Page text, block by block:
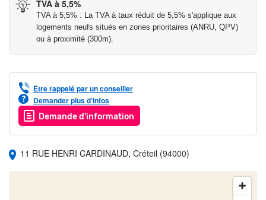
Prix indiqués en TVA à 5,5 % hors parking sous réserve du
respect des conditions de ressources et d’éligibilité.
Les informations sur les risques auxquels ce bien est exposé
www.georisques.gouv.fr
TVA à 5,5%
TVA à 5,5% : La TVA à taux réduit de 5,5% s'applique aux
logements neufs situés en zones prioritaires (ANRU, QPV)
ou à proximité (300m).
Être rappelé par un conseiller
Demander plus d’infos
Demande d'information
11 RUE HENRI CARDINAUD, Créteil (94000)